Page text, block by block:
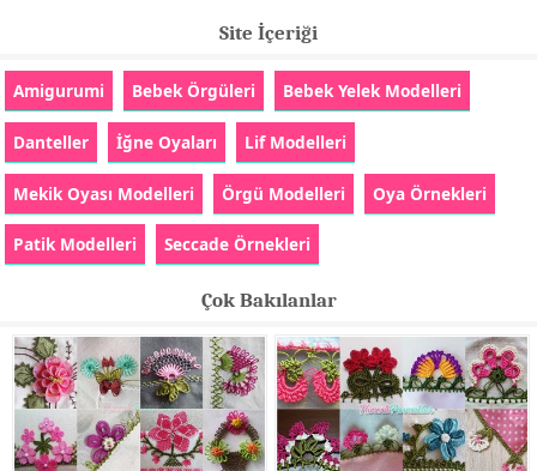
Site İçeriği
Amigurumi Bebek Örgüleri Bebek Yelek Modelleri
Danteller İğne Oyaları Lif Modelleri
Mekik Oyası Modelleri Örgü Modelleri Oya Örnekleri
Patik Modelleri Seccade Örnekleri
Çok Bakılanlar